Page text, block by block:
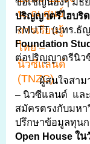
ปริญญาตรีไฮบริ
RMUTT (มทร.ธั
Foundation
ต่อปริญญาตรีนิว
ผู้สนใจสาม
– นิวซีแลนด์ แล
สมัครตรงกับมหา
ปรึกษาข้อมูลทุน
Open House ใ